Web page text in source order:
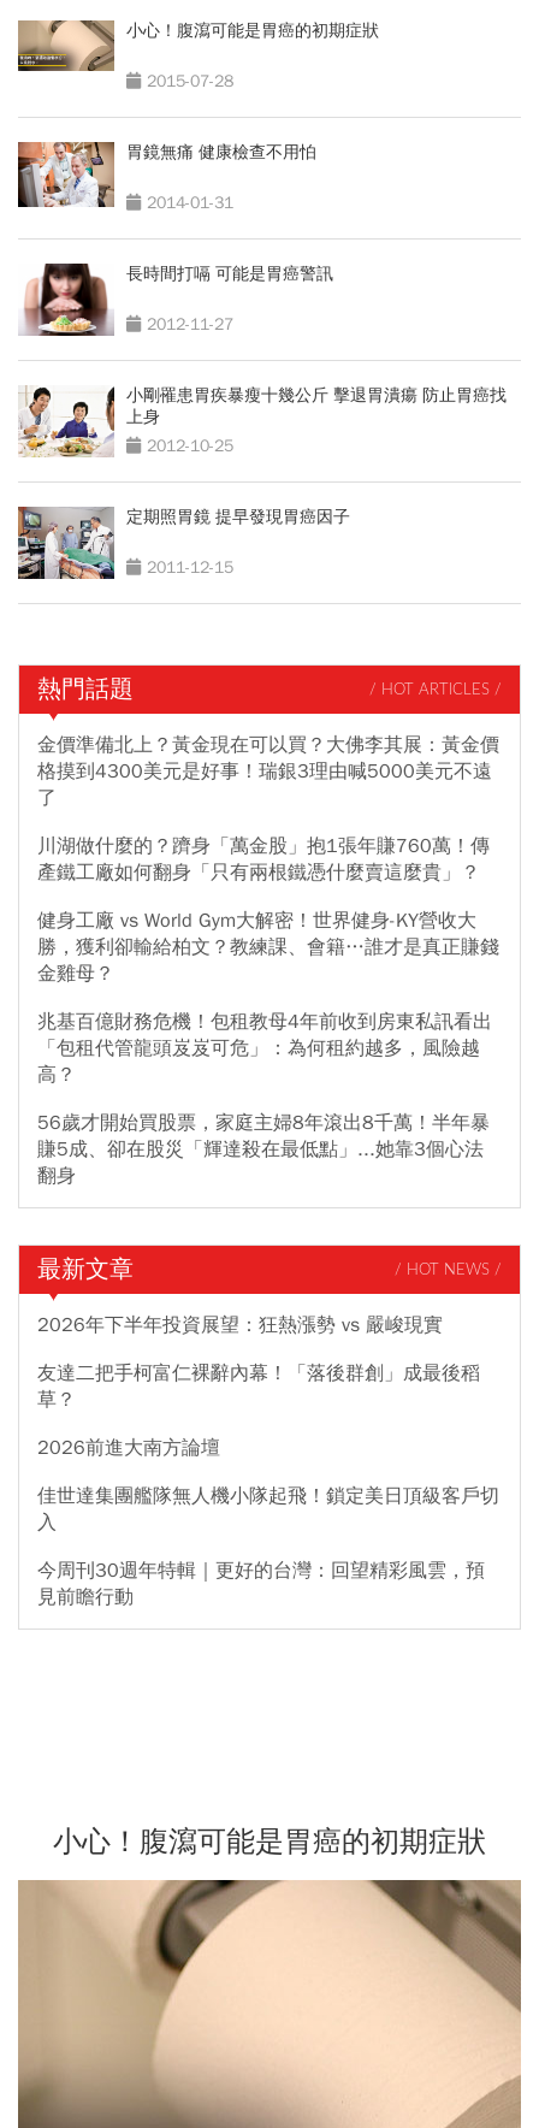
小心！腹瀉可能是胃癌的初期症狀
2015-07-28
胃鏡無痛 健康檢查不用怕
2014-01-31
長時間打嗝 可能是胃癌警訊
2012-11-27
小剛罹患胃疾暴瘦十幾公斤 擊退胃潰瘍 防止胃癌找
上身
2012-10-25
定期照胃鏡 提早發現胃癌因子
2011-12-15
熱門話題 / HOT ARTICLES /
金價準備北上？黃金現在可以買？大佛李其展：黃金價
格摸到4300美元是好事！瑞銀3理由喊5000美元不遠
了
川湖做什麼的？躋身「萬金股」抱1張年賺760萬！傳
產鐵工廠如何翻身「只有兩根鐵憑什麼賣這麼貴」？
健身工廠 vs World Gym大解密！世界健身-KY營收大
勝，獲利卻輸給柏文？教練課、會籍…誰才是真正賺錢
金雞母？
兆基百億財務危機！包租教母4年前收到房東私訊看出
「包租代管龍頭岌岌可危」：為何租約越多，風險越
高？
56歲才開始買股票，家庭主婦8年滾出8千萬！半年暴
賺5成、卻在股災「輝達殺在最低點」...她靠3個心法
翻身
最新文章 / HOT NEWS /
2026年下半年投資展望：狂熱漲勢 vs 嚴峻現實
友達二把手柯富仁裸辭內幕！「落後群創」成最後稻
草？
2026前進大南方論壇
佳世達集團艦隊無人機小隊起飛！鎖定美日頂級客戶切
入
今周刊30週年特輯｜更好的台灣：回望精彩風雲，預
見前瞻行動
小心！腹瀉可能是胃癌的初期症狀